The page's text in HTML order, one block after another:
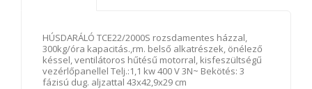
HÚSDARÁLÓ TCE22/2000S rozsdamentes házzal,
300kg/óra kapacitás.,rm. belső alkatrészek, önélező
késsel, ventilátoros hűtésű motorral, kisfeszültségű
vezérlőpanellel Telj.:1,1 kw 400 V 3N~ Bekötés: 3
fázisú dug. aljzattal 43x42,9x29 cm